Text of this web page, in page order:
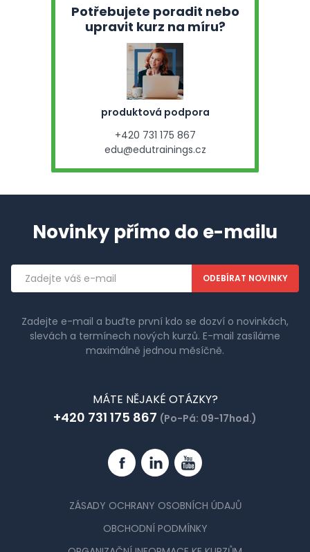
Potřebujete poradit nebo
upravit kurz na míru?
produktová podpora
+420 731 175 867
edu@edutrainings.cz
Novinky přímo do e-mailu
Emailová
adresa
Zadejte e-mail a buďte první kdo se dozví o novinkách,
slevách a termínech nových kurzů. E-mail zasíláme
maximálně jednou měsíčně.
MÁTE NĚJAKÉ OTÁZKY?
+420 731 175 867 (Po-Pá: 09-17hod.)
FacebookLinkedinYouTube
ZÁSADY OCHRANY OSOBNÍCH ÚDAJŮ
OBCHODNÍ PODMÍNKY